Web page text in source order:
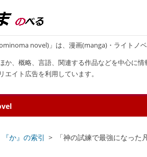
novel)」は、漫画(manga)・ライト
か、概略、言語、関連する作品などを中心に情
イト広告を利用しています。
『か』の索引
「神の試練で最強になった